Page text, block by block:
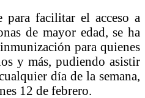
para facilitar el acceso a
de mayor edad, se ha
para quienes
y más, pudiendo asistir
día de la semana,
12 de febrero.